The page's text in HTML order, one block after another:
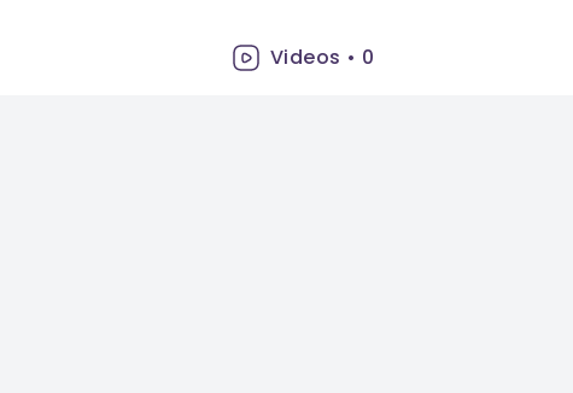
Videos • 0